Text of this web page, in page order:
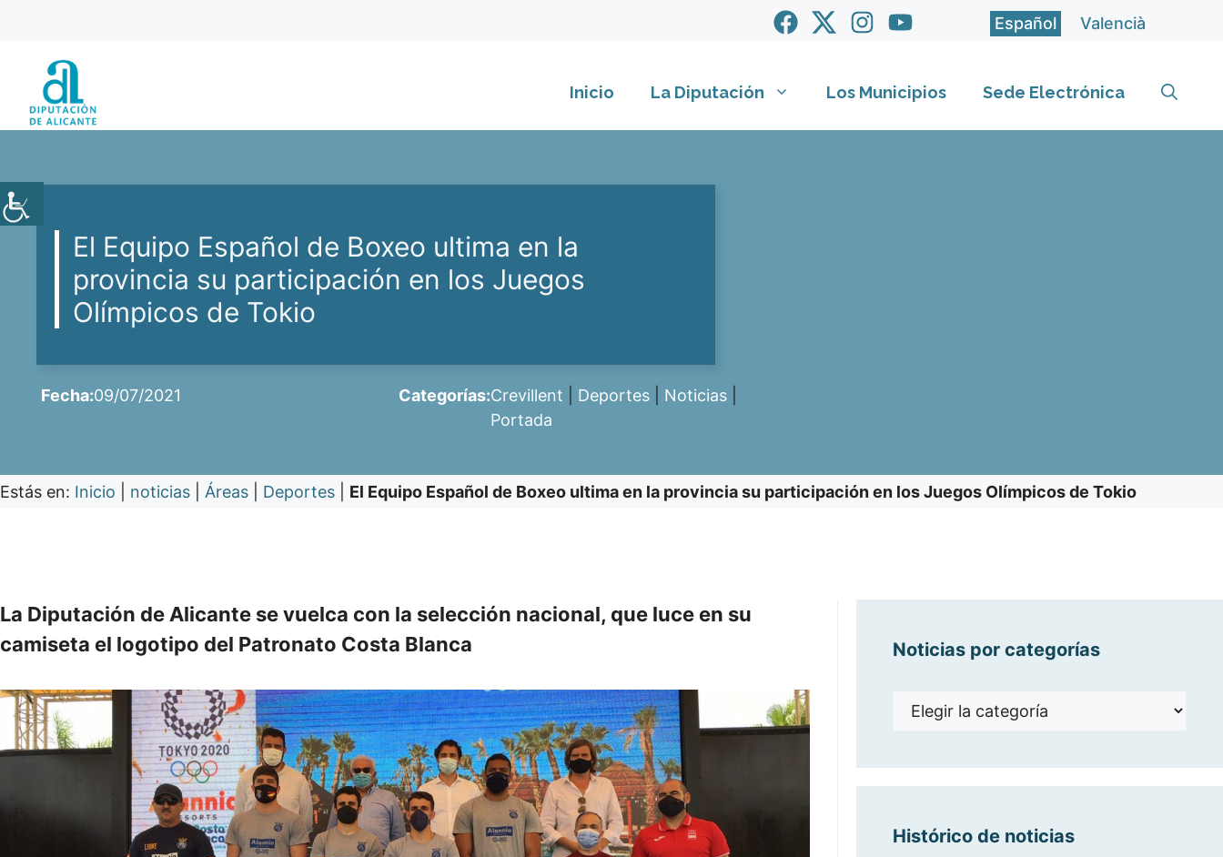
contenido
Español Valencià
Inicio La Diputación Los Municipios Sede Electrónica
El Equipo Español de Boxeo ultima en la
provincia su participación en los Juegos
Olímpicos de Tokio
Fecha:09/07/2021 Categorías:Crevillent Deportes Noticias
Portada
Estás en: Inicio noticias Áreas Deportes El Equipo Español de Boxeo ultima en la provincia su participación en los Juegos Olímpicos de Tokio
La Diputación de Alicante se vuelca con la selección nacional, que luce en su
camiseta el logotipo del Patronato Costa Blanca
Noticias por categorías
Noticias
Histórico de noticias